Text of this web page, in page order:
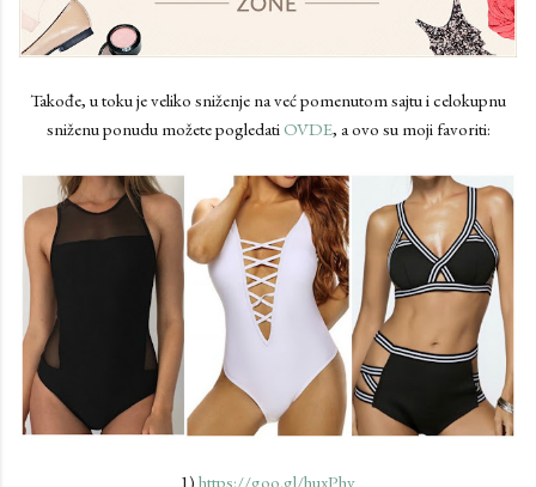
Takođe, u toku je veliko sniženje na već pomenutom sajtu i celokupnu
sniženu ponudu možete pogledati OVDE, a ovo su moji favoriti:
1) https://goo.gl/huxPhv